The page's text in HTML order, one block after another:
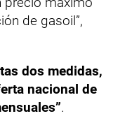
de gasoil”,
dos medidas,
nacional de
.